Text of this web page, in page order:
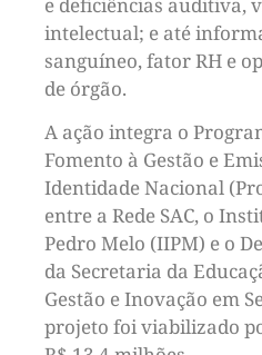
intelectual; e até
sanguíneo, fator RH e
de órgão.
A ação integra o
Fomento à Gestão e
Identidade Nacional
entre a Rede SAC, o
Pedro Melo (IIPM) e o
da Secretaria da
Gestão e Inovação em
projeto foi viabilizado